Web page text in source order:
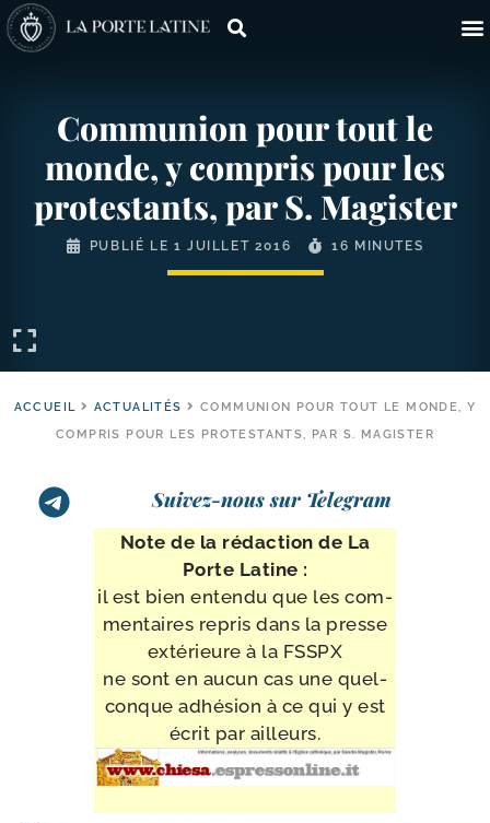
Communion pour tout le
monde, y compris pour les
protestants, par S. Magister
PUBLIÉ LE 1 JUILLET 2016 16 MINUTES
ACCUEIL ACTUALITÉS
COMMUNION POUR TOUT LE MONDE, Y
COMPRIS POUR LES PROTESTANTS, PAR S. MAGISTER
Suivez-nous sur Telegram
Note de la rédac­tion de La
Porte Latine :
il est bien enten­du que les com­
men­taires repris dans la presse
exté­rieure à la FSSPX
ne sont en aucun cas une quel­
conque adhé­sion à ce qui y est
écrit par ailleurs.